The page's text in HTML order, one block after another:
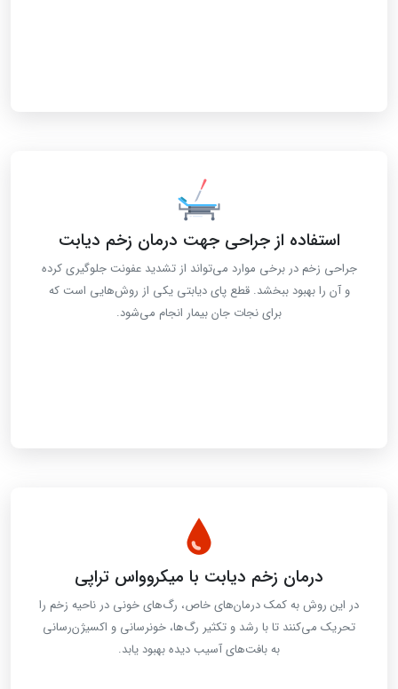
استفاده از جراحی جهت درمان زخم دیابت
جراحی زخم در برخی موارد می‌تواند از تشدید عفونت جلوگیری کرده
و آن را بهبود ببخشد. قطع پای دیابتی یکی از روش‌هایی است که
برای نجات جان بیمار انجام می‌شود.
درمان زخم دیابت با میکروواس تراپی
در این روش به کمک درمان‌های خاص، رگ‌های خونی در ناحیه زخم را
تحریک می‌کنند تا با رشد و تکثیر رگ‌ها، خونرسانی و اکسیژن‌رسانی
به بافت‌های آسیب دیده بهبود یابد.